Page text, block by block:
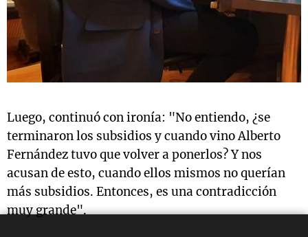
Luego, continuó con ironía: "No entiendo, ¿se
terminaron los subsidios y cuando vino Alberto
Fernández tuvo que volver a ponerlos? Y nos
acusan de esto, cuando ellos mismos no querían
más subsidios. Entonces, es una contradicción
muy grande".